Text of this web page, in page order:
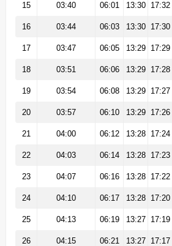
15 03:40 06:01 13:30 17:32
16 03:44 06:03 13:30 17:30
17 03:47 06:05 13:29 17:29
18 03:51 06:06 13:29 17:28
19 03:54 06:08 13:29 17:27
20 03:57 06:10 13:29 17:26
21 04:00 06:12 13:28 17:24
22 04:03 06:14 13:28 17:23
23 04:07 06:16 13:28 17:22
24 04:10 06:17 13:28 17:20
25 04:13 06:19 13:27 17:19
26 04:15 06:21 13:27 17:17